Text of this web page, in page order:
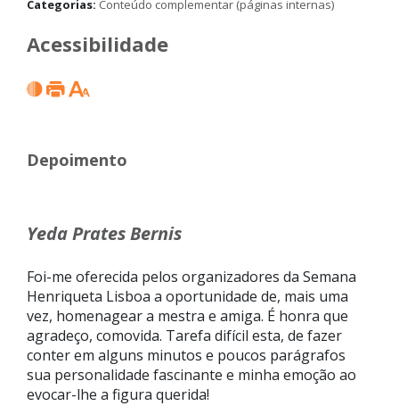
Categorias: Conteúdo complementar (páginas internas)
Acessibilidade
Depoimento
Yeda Prates Bernis
Foi-me oferecida pelos organizadores da Semana
Henriqueta Lisboa a oportunidade de, mais uma
vez, homenagear a mestra e amiga. É honra que
agradeço, comovida. Tarefa difícil esta, de fazer
conter em alguns minutos e poucos parágrafos
sua personalidade fascinante e minha emoção ao
evocar-lhe a figura querida!